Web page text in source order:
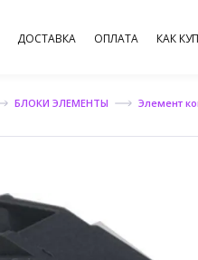
ДОСТАВКА ОПЛАТА КАК
БЛОКИ ЭЛЕМЕНТЫ Элемент